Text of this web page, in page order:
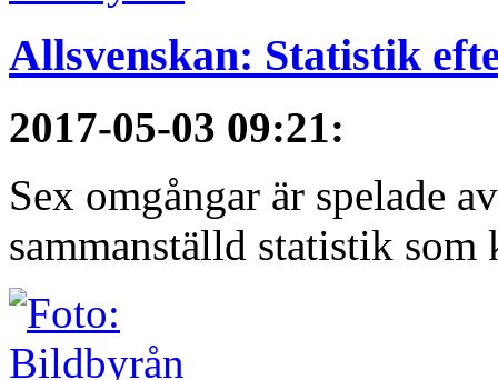
Allsvenskan: Statistik
2017-05-03 09:21:
Sex omgångar är spelade
sammanställd statistik som